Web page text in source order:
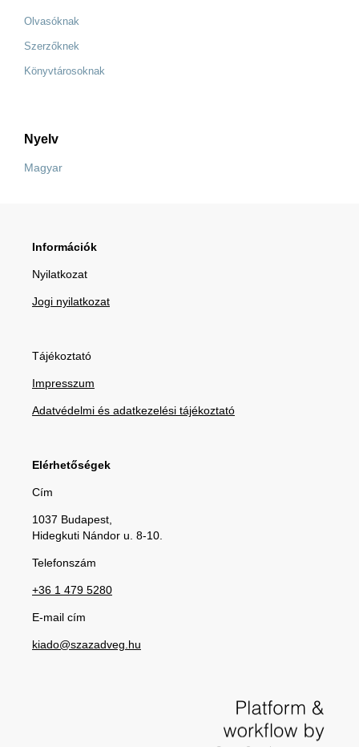
Olvasóknak
Szerzőknek
Könyvtárosoknak
Nyelv
Magyar
Információk
Nyilatkozat
Jogi nyilatkozat
Tájékoztató
Impresszum
Adatvédelmi és adatkezelési tájékoztató
Elérhetőségek
Cím
1037 Budapest,
Hidegkuti Nándor u. 8-10.
Telefonszám
+36 1 479 5280
E-mail cím
kiado@szazadveg.hu